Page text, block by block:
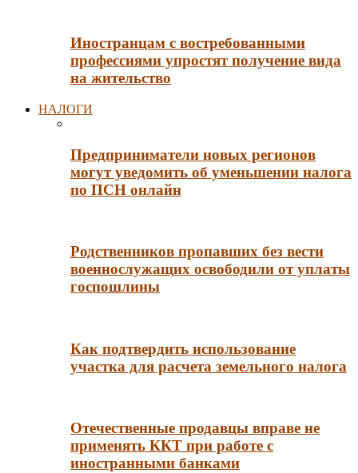
Иностранцам с востребованными
профессиями упростят получение вида
на жительство
НАЛОГИ
Предприниматели новых регионов
могут уведомить об уменьшении налога
по ПСН онлайн
Родственников пропавших без вести
военнослужащих освободили от уплаты
госпошлины
Как подтвердить использование
участка для расчета земельного налога
Отечественные продавцы вправе не
применять ККТ при работе с
иностранными банками